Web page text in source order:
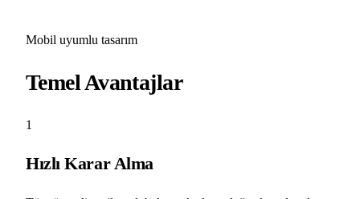
Mobil uyumlu tasarım
Temel Avantajlar
1
Hızlı Karar Alma